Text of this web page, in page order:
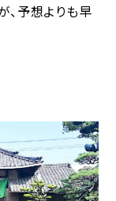
、予想よりも早